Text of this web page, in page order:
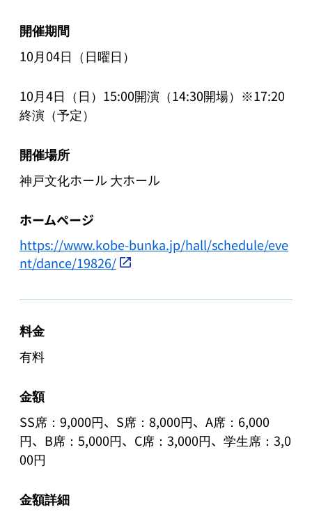
開催期間
10月04日（日曜日）
10月4日（日）15:00開演（14:30開場）※17:20
終演（予定）
開催場所
神戸文化ホール 大ホール
ホームページ
https://www.kobe-bunka.jp/hall/schedule/eve
nt/dance/19826/
料金
有料
金額
SS席：9,000円、S席：8,000円、A席：6,000
円、B席：5,000円、C席：3,000円、学生席：3,0
00円
金額詳細